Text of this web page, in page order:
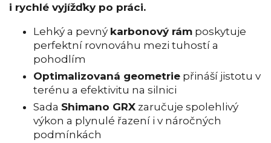
i rychlé vyjížďky po práci.
Lehký a pevný karbonový rám poskytuje
perfektní rovnováhu mezi tuhostí a
pohodlím
Optimalizovaná geometrie přináší jistotu v
terénu a efektivitu na silnici
Sada Shimano GRX zaručuje spolehlivý
výkon a plynulé řazení i v náročných
podmínkách